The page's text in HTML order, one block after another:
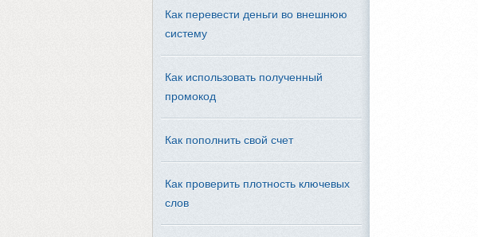
Как перевести деньги во внешнюю
систему
Как использовать полученный
промокод
Как пополнить свой счет
Как проверить плотность ключевых
слов